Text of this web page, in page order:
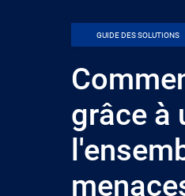
GUIDE DES SOLUTIONS
grâce à